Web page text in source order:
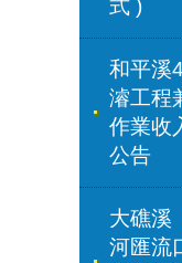
式 )
和平溪
濬工程
作業收
公告
大礁溪
河匯流